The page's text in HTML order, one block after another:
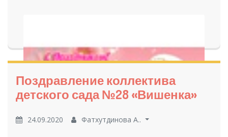
Поздравление коллектива
детского сада №28 «Вишенка»
24.09.2020 Фатхутдинова А..